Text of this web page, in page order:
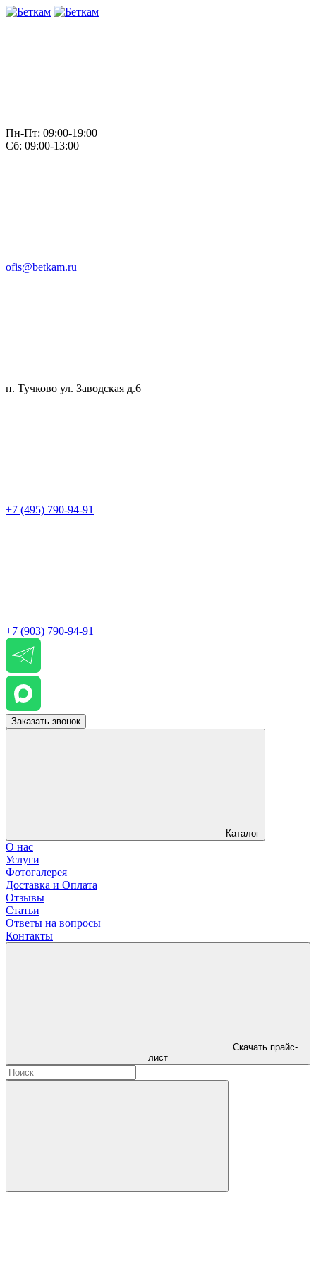
Пн-Пт: 09:00-19:00
Сб: 09:00-13:00
ofis@betkam.ru
п. Тучково ул. Заводская д.6
+7 (495) 790-94-91
+7 (903) 790-94-91
Заказать звонок
Каталог
О нас
Услуги
Фотогалерея
Доставка и Оплата
Отзывы
Статьи
Ответы на вопросы
Контакты
Скачать прайс-
лист